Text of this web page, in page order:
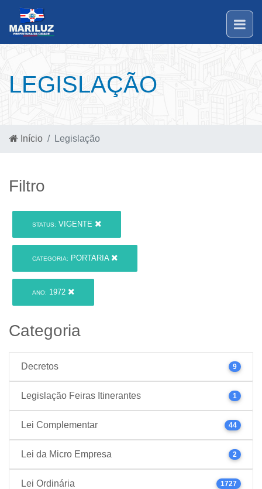
LEGISLAÇÃO
Início Legislação
Filtro
STATUS: VIGENTE
CATEGORIA: PORTARIA
ANO: 1972
Categoria
Decretos 9
Legislação Feiras Itinerantes 1
Lei Complementar 44
Lei da Micro Empresa 2
Lei Ordinária 1727